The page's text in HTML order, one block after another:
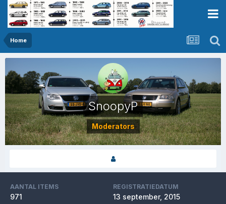
Home
SnoopyP
Moderators
AANTAL ITEMS
971
REGISTRATIEDATUM
13 september, 2015